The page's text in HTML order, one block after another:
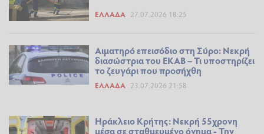
ΕΛΛΆΔΑ 27.07.2026 18:25
Αιματηρό επεισόδιο στη Σύρο: Νεκρή
διασώστρια του ΕΚΑΒ – Τι υποστηρίζει
το ζευγάρι που προσήχθη
ΕΛΛΆΔΑ 23.07.2026 21:58
Ηράκλειο Κρήτης: Νεκρή 55χρονη
μέσα σε σταθμευμένο όχημα - Την